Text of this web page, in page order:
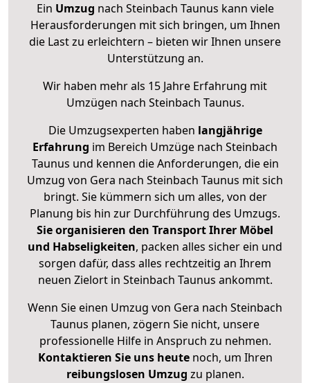
Ein Umzug nach Steinbach Taunus kann viele
Herausforderungen mit sich bringen, um Ihnen
die Last zu erleichtern – bieten wir Ihnen unsere
Unterstützung an.
Wir haben mehr als 15 Jahre Erfahrung mit
Umzügen nach Steinbach Taunus.
Die Umzugsexperten haben langjährige
Erfahrung im Bereich Umzüge nach Steinbach
Taunus und kennen die Anforderungen, die ein
Umzug von Gera nach Steinbach Taunus mit sich
bringt. Sie kümmern sich um alles, von der
Planung bis hin zur Durchführung des Umzugs.
Sie organisieren den Transport Ihrer Möbel
und Habseligkeiten, packen alles sicher ein und
sorgen dafür, dass alles rechtzeitig an Ihrem
neuen Zielort in Steinbach Taunus ankommt.
Wenn Sie einen Umzug von Gera nach Steinbach
Taunus planen, zögern Sie nicht, unsere
professionelle Hilfe in Anspruch zu nehmen.
Kontaktieren Sie uns heutenoch, um Ihren
reibungslosen Umzug zu planen.